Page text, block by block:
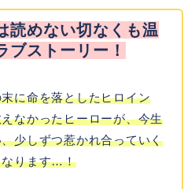
読めない切なくも温
ブストーリー！
に命を落としたヒロイン
なかったヒーローが、今生
少しずつ惹かれ合っていく
なります…！